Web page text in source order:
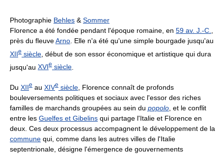
Photographie Behles & Sommer
Florence a été fondée pendant l'époque romaine, en 59 av. J.-C.
près du fleuveArno . Elle n'a été qu'une simple bourgade jusqu'au
XIIe siècle , début de son essor économique et artistique qui dura
jusqu'au XVIe siècle
Du XIIe au XIVe siècle , Florence connaît de profonds
bouleversements politiques et sociaux avec l'essor des riches
familles de marchands groupées au sein du popolo , et le conflit
entre les Guelfes et Gibelins qui partage l'Italie et Florence en
deux. Ces deux processus accompagnent le développement de la
commune qui, comme dans les autres villes de l'Italie
septentrionale, désigne l'émergence de gouvernements